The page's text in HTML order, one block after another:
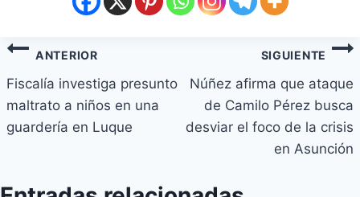
ANTERIOR
Fiscalía investiga presunto
maltrato a niños en una
guardería en Luque
SIGUIENTE
Núñez afirma que ataque
de Camilo Pérez busca
desviar el foco de la crisis
en Asunción